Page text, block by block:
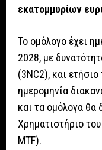
εκατομμυρίων
Το ομόλογο έχει
2028, με
(3NC2), και
ημερομηνία
και τα ομόλογα θα
Χρηματιστήριο
MTF).